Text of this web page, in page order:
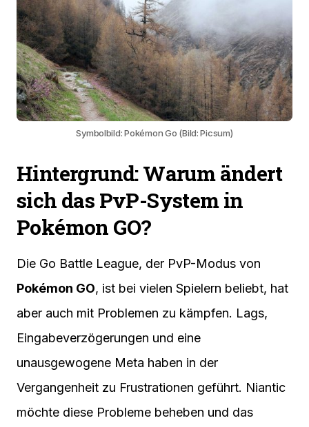
Symbolbild: Pokémon Go (Bild: Picsum)
Hintergrund: Warum ändert
sich das PvP-System in
Pokémon GO?
Die Go Battle League, der PvP-Modus von
Pokémon GO, ist bei vielen Spielern beliebt, hat
aber auch mit Problemen zu kämpfen. Lags,
Eingabeverzögerungen und eine
unausgewogene Meta haben in der
Vergangenheit zu Frustrationen geführt. Niantic
möchte diese Probleme beheben und das